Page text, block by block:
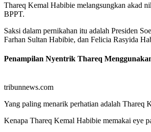
Thareq Kemal Habibie melangsungkan akad
BPPT.
Saksi dalam pernikahan itu adalah Presiden
Farhan Sultan Habibie, dan Felicia Rasyida
Penampilan Nyentrik Thareq
tribunnews.com
Yang paling menarik perhatian adalah Thareq
Kenapa Thareq Kemal Habibie memakai eye